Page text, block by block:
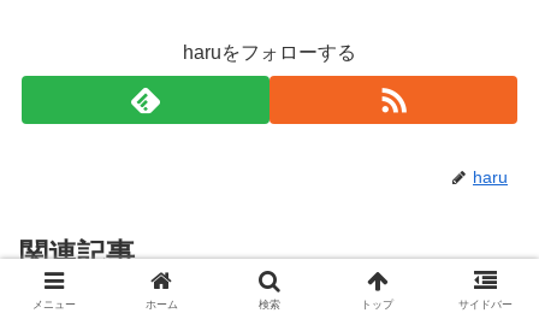
haruをフォローする
haru
関連記事
メニュー ホーム 検索 トップ サイドバー